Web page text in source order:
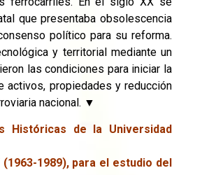
que presentaba obsolescencia
político para su reforma.
y territorial mediante un
las condiciones para iniciar la
activos, propiedades y reducción
nacional. ▼
Históricas de la Universidad
1989), para el estudio del